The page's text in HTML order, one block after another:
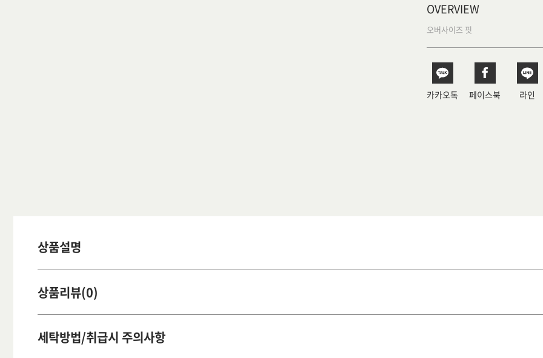
OVERVIEW
오버사이즈 핏
카카오톡 페이스북 라인
상품설명
상품리뷰(0)
세탁방법/취급시 주의사항